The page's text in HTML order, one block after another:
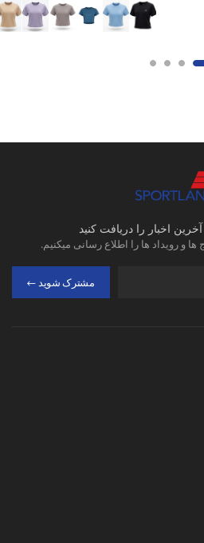
اخبار را دریافت کنید
و رویداد ها را اطلاع رسانی میکنیم.
مشترک شوید